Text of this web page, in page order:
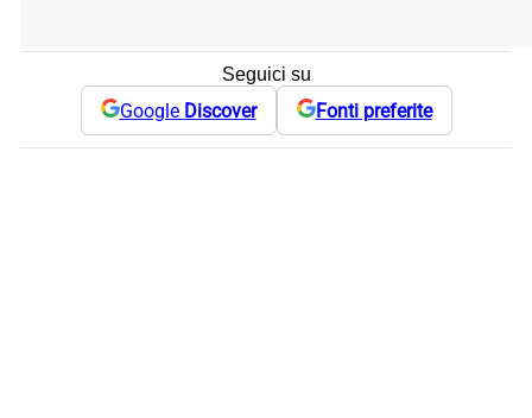
Seguici su
Google Discover Fonti preferite